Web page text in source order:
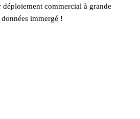
commercial à grande
immergé !